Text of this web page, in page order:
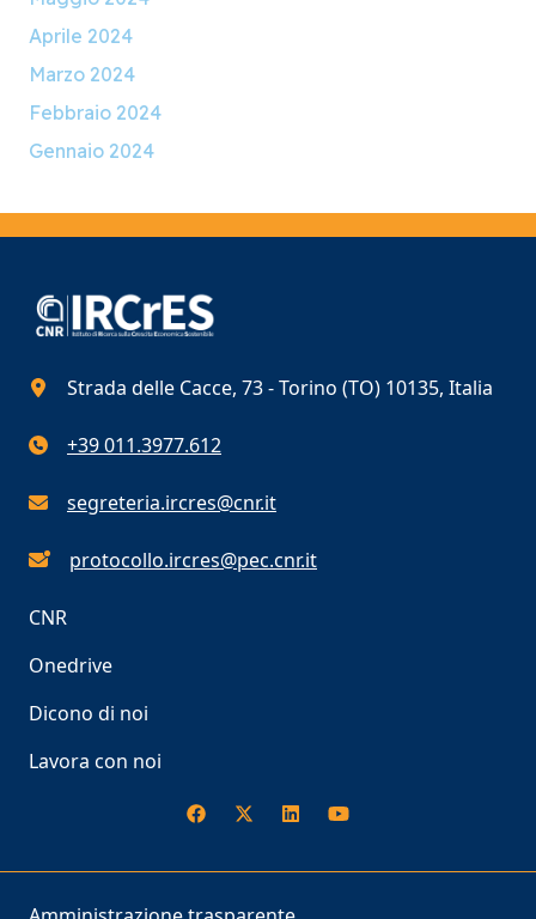
Aprile 2024
Marzo 2024
Febbraio 2024
Gennaio 2024
Strada delle Cacce, 73 - Torino (TO) 10135, Italia
+39 011.3977.612
segreteria.ircres@cnr.it
protocollo.ircres@pec.cnr.it
CNR
Onedrive
Dicono di noi
Lavora con noi